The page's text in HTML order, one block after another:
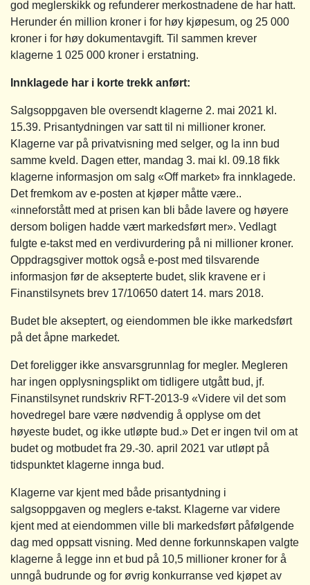
god meglerskikk og refunderer merkostnadene de har hatt.
Herunder én million kroner i for høy kjøpesum, og 25 000
kroner i for høy dokumentavgift. Til sammen krever
klagerne 1 025 000 kroner i erstatning.
Innklagede har i korte trekk anført:
Salgsoppgaven ble oversendt klagerne 2. mai 2021 kl.
15.39. Prisantydningen var satt til ni millioner kroner.
Klagerne var på privatvisning med selger, og la inn bud
samme kveld. Dagen etter, mandag 3. mai kl. 09.18 fikk
klagerne informasjon om salg «Off market» fra innklagede.
Det fremkom av e-posten at kjøper måtte være..
«inneforstått med at prisen kan bli både lavere og høyere
dersom boligen hadde vært markedsført mer». Vedlagt
fulgte e-takst med en verdivurdering på ni millioner kroner.
Oppdragsgiver mottok også e-post med tilsvarende
informasjon før de aksepterte budet, slik kravene er i
Finanstilsynets brev 17/10650 datert 14. mars 2018.
Budet ble akseptert, og eiendommen ble ikke markedsført
på det åpne markedet.
Det foreligger ikke ansvarsgrunnlag for megler. Megleren
har ingen opplysningsplikt om tidligere utgått bud, jf.
Finanstilsynet rundskriv RFT-2013-9 «Videre vil det som
hovedregel bare være nødvendig å opplyse om det
høyeste budet, og ikke utløpte bud.» Det er ingen tvil om at
budet og motbudet fra 29.-30. april 2021 var utløpt på
tidspunktet klagerne innga bud.
Klagerne var kjent med både prisantydning i
salgsoppgaven og meglers e-takst. Klagerne var videre
kjent med at eiendommen ville bli markedsført påfølgende
dag med oppsatt visning. Med denne forkunnskapen valgte
klagerne å legge inn et bud på 10,5 millioner kroner for å
unngå budrunde og for øvrig konkurranse ved kjøpet av